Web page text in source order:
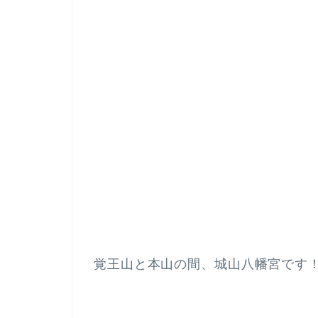
覚王山と本山の間、城山八幡宮です